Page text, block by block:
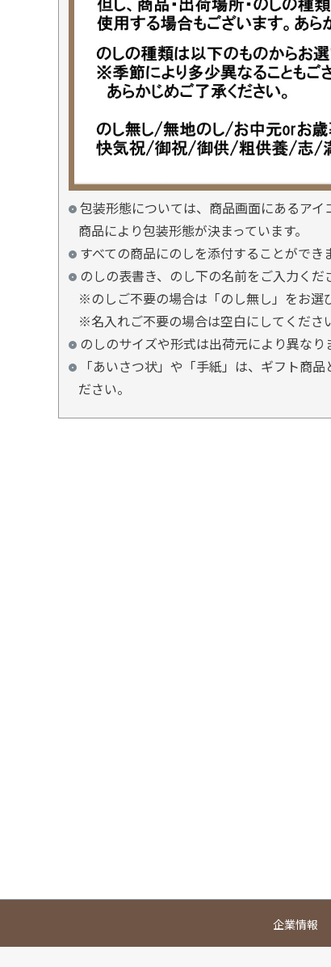
包装形態については、商品画面にあるアイ
商品により包装形態が決まっています。
すべての商品にのしを添付することができ
のしの表書き、のし下の名前をご入力くだ
※のしご不要の場合は「のし無し」をお選
※名入れご不要の場合は空白にしてくださ
のしのサイズや形式は出荷元により異なり
「あいさつ状」や「手紙」は、ギフト商
ださい。
企業情報